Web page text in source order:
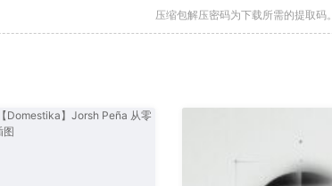
压缩包解压密码为下载所需的提取码。